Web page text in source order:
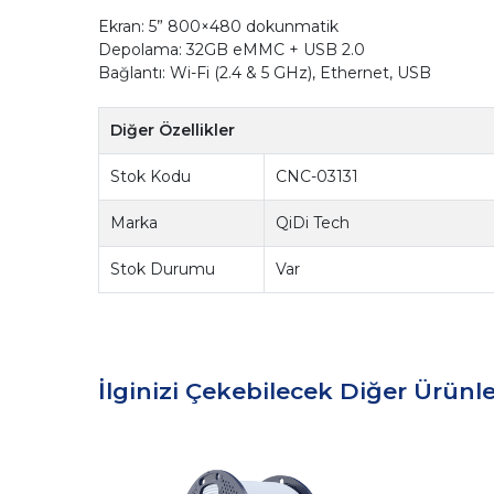
Ekran: 5” 800×480 dokunmatik
Depolama: 32GB eMMC + USB 2.0
Bağlantı: Wi-Fi (2.4 & 5 GHz), Ethernet, USB
Diğer Özellikler
Stok Kodu CNC-03131
Marka QiDi Tech
Stok Durumu Var
İlginizi Çekebilecek Diğer